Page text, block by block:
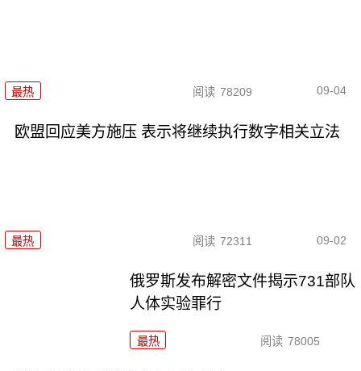
最热 阅读 78209 09-04
欧盟回应美方施压 表示将继续执行数字相关立法
最热 阅读 72311 09-02
俄罗斯发布解密文件揭示731部队
人体实验罪行
最热 阅读 78005